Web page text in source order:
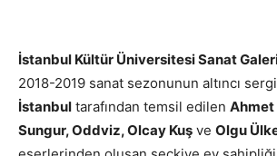
İstanbul Kültür Üniversitesi Sanat
2018-2019 sanat sezonunun altıncı
İstanbul tarafından temsil edilen Ahmet
Sungur, Oddviz, Olcay Kuş ve Olgu